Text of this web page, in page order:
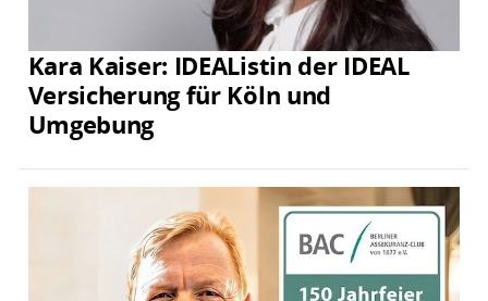
Kara Kaiser: IDEAListin der IDEAL
Versicherung für Köln und
Umgebung